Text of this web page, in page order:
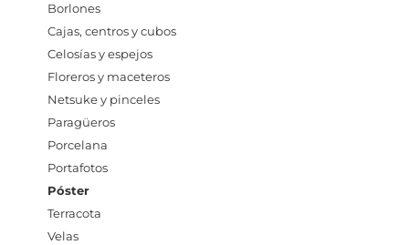
Borlones
Cajas, centros y cubos
Celosías y espejos
Floreros y maceteros
Netsuke y pinceles
Paragüeros
Porcelana
Portafotos
Póster
Terracota
Velas